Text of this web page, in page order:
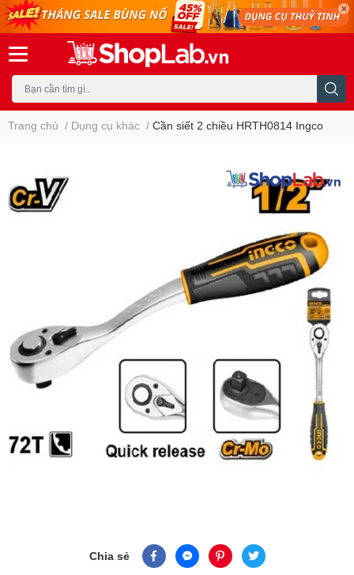
Trang chủ / Dụng cụ khác / Cần siết 2 chiều HRTH0814 Ingco
Chia sẻ